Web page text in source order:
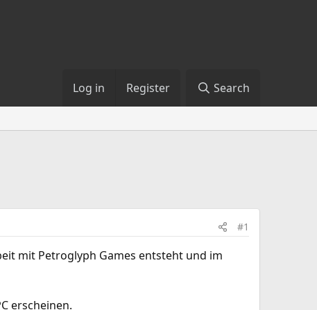
Log in Register Search
#1
mit Petroglyph Games entsteht und im
erscheinen.